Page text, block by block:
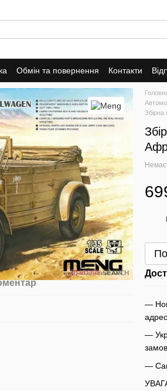
Обмін та повернення Контакти
Збірна
Немає
—
—
—